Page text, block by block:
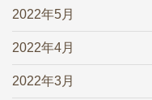
2022年5月
2022年4月
2022年3月